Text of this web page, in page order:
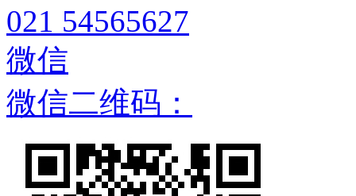
021 54565627
微信
微信二维码：